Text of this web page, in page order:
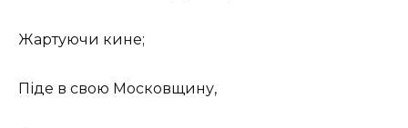
Жартуючи кине;
Піде в свою Московщину,